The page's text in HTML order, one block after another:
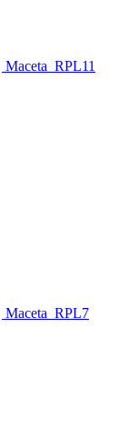
Maceta_RPL11
Maceta_RPL7